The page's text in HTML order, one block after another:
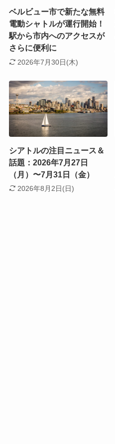
ベルビュー市で新たな無料
電動シャトルが運行開始！
駅から市内へのアクセスが
さらに便利に
2026年7月30日(木)
シアトルの注目ニュース＆
話題：2026年7月27日
（月）〜7月31日（金）
2026年8月2日(日)